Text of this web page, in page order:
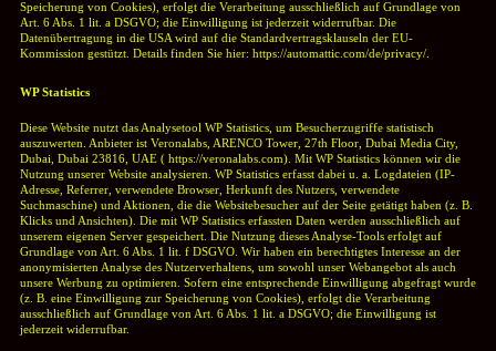
Speicherung von Cookies), erfolgt die Verarbeitung ausschließlich auf Grundlage von
Art. 6 Abs. 1 lit. a DSGVO; die Einwilligung ist jederzeit widerrufbar. Die
Datenübertragung in die USA wird auf die Standardvertragsklauseln der EU-
Kommission gestützt. Details finden Sie hier: https://automattic.com/de/privacy/.
WP Statistics
Diese Website nutzt das Analysetool WP Statistics, um Besucherzugriffe statistisch
auszuwerten. Anbieter ist Veronalabs, ARENCO Tower, 27th Floor, Dubai Media City,
Dubai, Dubai 23816, UAE ( https://veronalabs.com). Mit WP Statistics können wir die
Nutzung unserer Website analysieren. WP Statistics erfasst dabei u. a. Logdateien (IP-
Adresse, Referrer, verwendete Browser, Herkunft des Nutzers, verwendete
Suchmaschine) und Aktionen, die die Websitebesucher auf der Seite getätigt haben (z. B.
Klicks und Ansichten). Die mit WP Statistics erfassten Daten werden ausschließlich auf
unserem eigenen Server gespeichert. Die Nutzung dieses Analyse-Tools erfolgt auf
Grundlage von Art. 6 Abs. 1 lit. f DSGVO. Wir haben ein berechtigtes Interesse an der
anonymisierten Analyse des Nutzerverhaltens, um sowohl unser Webangebot als auch
unsere Werbung zu optimieren. Sofern eine entsprechende Einwilligung abgefragt wurde
(z. B. eine Einwilligung zur Speicherung von Cookies), erfolgt die Verarbeitung
ausschließlich auf Grundlage von Art. 6 Abs. 1 lit. a DSGVO; die Einwilligung ist
jederzeit widerrufbar.